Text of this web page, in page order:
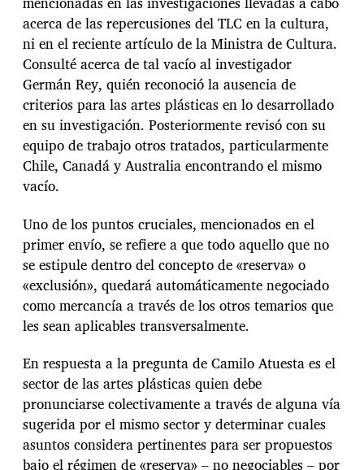
acerca de las repercusiones del TLC en la cultura,
ni en el reciente artículo de la Ministra de Cultura.
Consulté acerca de tal vacío al investigador
Germán Rey, quién reconoció la ausencia de
criterios para las artes plásticas en lo desarrollado
en su investigación. Posteriormente revisó con su
equipo de trabajo otros tratados, particularmente
Chile, Canadá y Australia encontrando el mismo
vacío.
Uno de los puntos cruciales, mencionados en el
primer envío, se refiere a que todo aquello que no
se estipule dentro del concepto de «reserva» o
«exclusión», quedará automáticamente negociado
como mercancía a través de los otros temarios que
les sean aplicables transversalmente.
En respuesta a la pregunta de Camilo Atuesta es el
sector de las artes plásticas quien debe
pronunciarse colectivamente a través de alguna vía
sugerida por el mismo sector y determinar cuales
asuntos considera pertinentes para ser propuestos
bajo el régimen de «reserva» – no negociables – por